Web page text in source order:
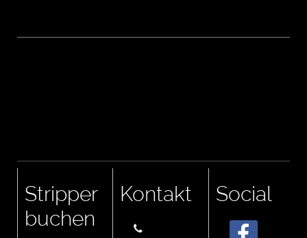
Stripper
buchen
Kontakt Social